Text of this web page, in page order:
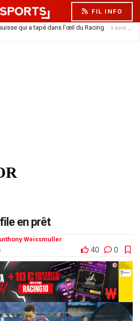
FIL INFO
qui a tapé dans l’œil du Racing 5 août 2026
en prêt
Weissmuller
40 0